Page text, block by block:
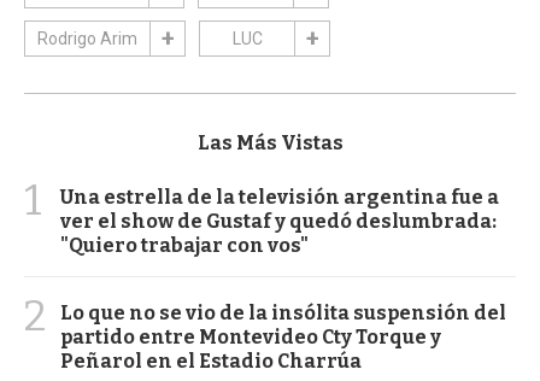
Rodrigo Arim LUC
Las Más Vistas
1
Una estrella de la televisión argentina fue a
ver el show de Gustaf y quedó deslumbrada:
"Quiero trabajar con vos"
2
Lo que no se vio de la insólita suspensión del
partido entre Montevideo Cty Torque y
Peñarol en el Estadio Charrúa